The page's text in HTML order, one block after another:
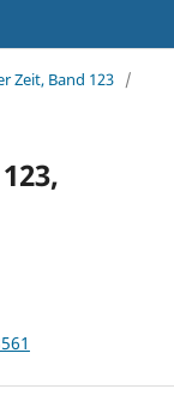
Zeit, Band 123 /